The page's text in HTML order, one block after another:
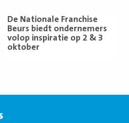
De Nationale Franchise
Beurs biedt ondernemers
volop inspiratie op 2 & 3
oktober